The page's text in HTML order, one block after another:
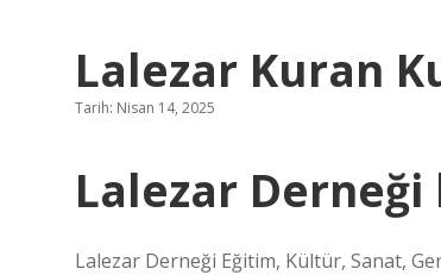
Lalezar Kuran
Tarih: Nisan 14, 2025
Lalezar
Lalezar Derneği Eğitim, Kültür, Sanat,